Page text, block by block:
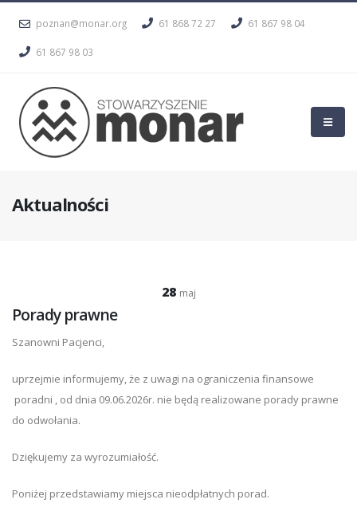
poznan@monar.org 61 868 72 27 61 867 98 04
61 867 98 03
Aktualności
28 maj
Porady prawne
Szanowni Pacjenci,
uprzejmie informujemy, że z uwagi na ograniczenia finansowe
poradni , od dnia 09.06.2026r. nie będą realizowane porady prawne
do odwołania.
Dziękujemy za wyrozumiałość.
Poniżej przedstawiamy miejsca nieodpłatnych porad.